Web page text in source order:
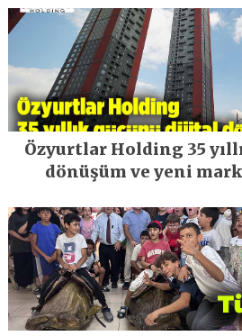
Özyurtlar Holding 35
dönüşüm ve yeni